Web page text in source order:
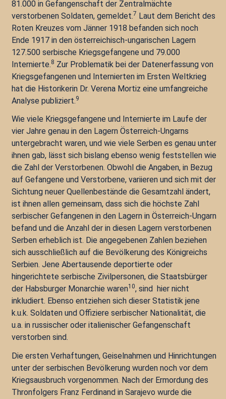
81.000 in Gefangenschaft der Zentralmächte
verstorbenen Soldaten, gemeldet.7 Laut dem Bericht des
Roten Kreuzes vom Jänner 1918 befanden sich noch
Ende 1917 in den österreichisch-ungarischen Lagern
127.500 serbische Kriegsgefangene und 79.000
Internierte.8 Zur Problematik bei der Datenerfassung von
Kriegsgefangenen und Internierten im Ersten Weltkrieg
hat die Historikerin Dr. Verena Mortiz eine umfangreiche
Analyse publiziert.9
Wie viele Kriegsgefangene und Internierte im Laufe der
vier Jahre genau in den Lagern Österreich-Ungarns
untergebracht waren, und wie viele Serben es genau unter
ihnen gab, lässt sich bislang ebenso wenig feststellen wie
die Zahl der Verstorbenen. Obwohl die Angaben, in Bezug
auf Gefangene und Verstorbene, variieren und sich mit der
Sichtung neuer Quellenbestände die Gesamtzahl ändert,
ist ihnen allen gemeinsam, dass sich die höchste Zahl
serbischer Gefangenen in den Lagern in Österreich-Ungarn
befand und die Anzahl der in diesen Lagern verstorbenen
Serben erheblich ist. Die angegebenen Zahlen beziehen
sich ausschließlich auf die Bevölkerung des Königreichs
Serbien. Jene Abertausende deportierte oder
hingerichtete serbische Zivilpersonen, die Staatsbürger
der Habsburger Monarchie waren10, sind hier nicht
inkludiert. Ebenso entziehen sich dieser Statistik jene
k.u.k. Soldaten und Offiziere serbischer Nationalität, die
u.a. in russischer oder italienischer Gefangenschaft
verstorben sind.
Die ersten Verhaftungen, Geiselnahmen und Hinrichtungen
unter der serbischen Bevölkerung wurden noch vor dem
Kriegsausbruch vorgenommen. Nach der Ermordung des
Thronfolgers Franz Ferdinand in Sarajevo wurde die